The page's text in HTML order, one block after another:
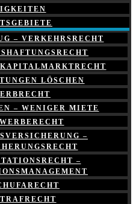
– VERKEHRSRECHT
LÖSCHEN
ERBRECHT
– WENIGER MIETE
–
–